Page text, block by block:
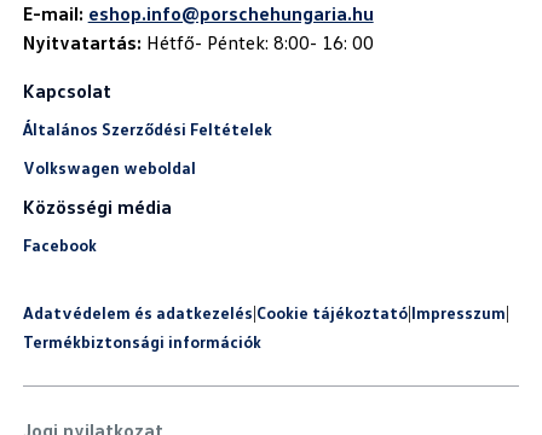
E-mail: eshop.info@porschehungaria.hu
Nyitvatartás: Hétfő- Péntek: 8:00- 16: 00
Kapcsolat
Általános Szerződési Feltételek
Volkswagen weboldal
Közösségi média
Facebook
Adatvédelem és adatkezelés|Cookie tájékoztató|Impresszum|
Termékbiztonsági információk
Jogi nyilatkozat